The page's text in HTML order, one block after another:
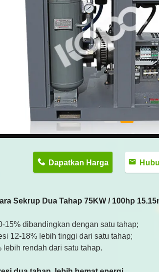
Dapatkan Harga
Sekrup Dua Tahap 75KW / 100hp
15% dibandingkan dengan satu tahap;
12-18% lebih tinggi dari satu tahap;
lebih rendah dari satu tahap.